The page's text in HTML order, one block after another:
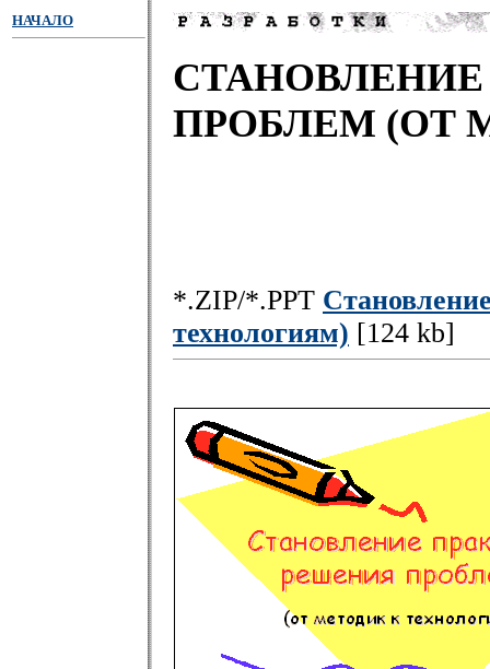
НАЧАЛО
ПРОБЛЕМ (ОТ
*.ZIP/*.PPT
технологиям) [124 kb]